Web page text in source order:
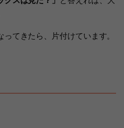
てきたら、片付けています。